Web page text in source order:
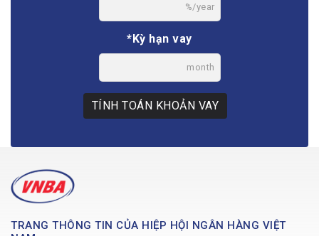
%/year
*Kỳ hạn vay
month
TÍNH TOÁN KHOẢN VAY
TRANG THÔNG TIN CỦA HIỆP HỘI NGÂN HÀNG VIỆT